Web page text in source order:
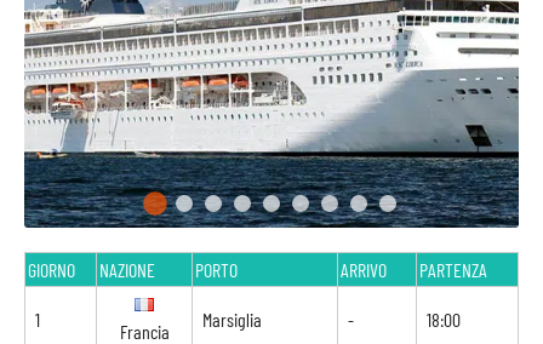
GIORNO NAZIONE PORTO ARRIVO PARTENZA
1
Francia
Marsiglia - 18:00